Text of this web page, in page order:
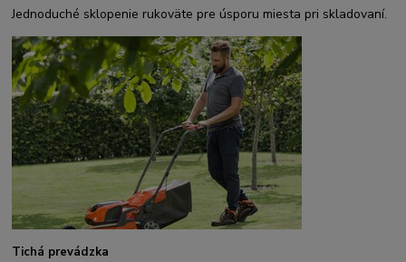
Jednoduché sklopenie rukoväte pre úsporu miesta pri skladovaní.
Tichá prevádzka